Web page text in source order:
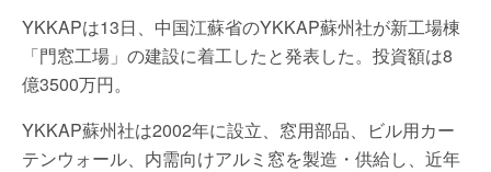
YKKAPは13日、中国江蘇省のYKKAP蘇州社が新工場棟
「門窓工場」の建設に着工したと発表した。投資額は8
億3500万円。
YKKAP蘇州社は2002年に設立、窓用部品、ビル用カー
テンウォール、内需向けアルミ窓を製造・供給し、近年